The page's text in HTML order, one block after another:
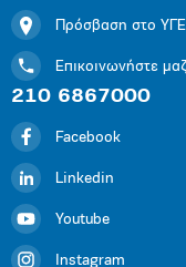
Πρόσβαση στο
Επικοινωνήστε
210 6867000
Facebook
Linkedin
Youtube
Instagram